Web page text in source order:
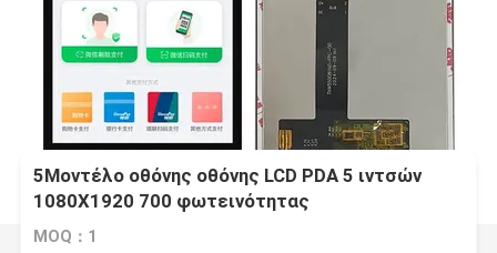
5Μοντέλο οθόνης οθόνης LCD PDA 5 ιντσών
1080X1920 700 φωτεινότητας
MOQ：1